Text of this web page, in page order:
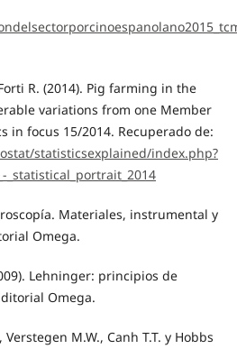
R. (2014). Pig farming in the
variations from one Member
in focus 15/2014. Recuperado de:
statisticsexplained/index.php?
_statistical_portrait_2014
Materiales, instrumental y
Omega.
Lehninger: principios de
Omega.
M.W., Canh T.T. y Hobbs